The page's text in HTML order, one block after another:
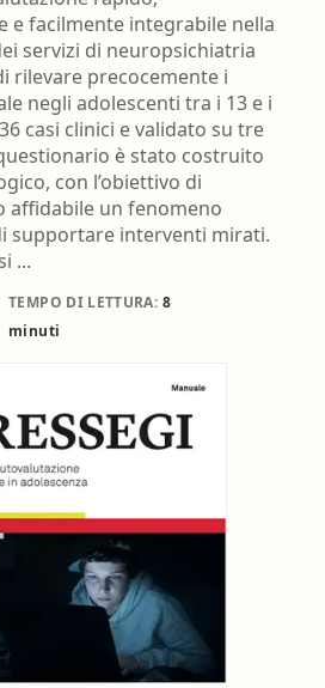
e facilmente integrabile nella
servizi di neuropsichiatria
rilevare precocemente i
negli adolescenti tra i 13 e i
casi clinici e validato su tre
è stato costruito
con l’obiettivo di
un fenomeno
supportare interventi mirati.
...
TEMPO DI LETTURA: 8
minuti